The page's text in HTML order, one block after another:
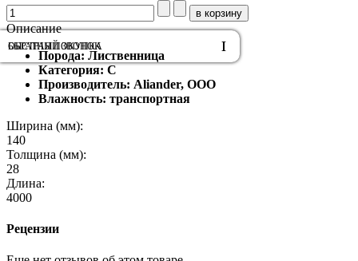
Описание
Порода: Лиственница
Категория: С
Производитель: Aliander, ООО
Влажность: транспортная
Ширина (мм):
140
Толщина (мм):
28
Длина:
4000
Рецензии
ОБРАТНЫЙ ЗВОНОК
БЫСТРАЯ ПОКУПКА